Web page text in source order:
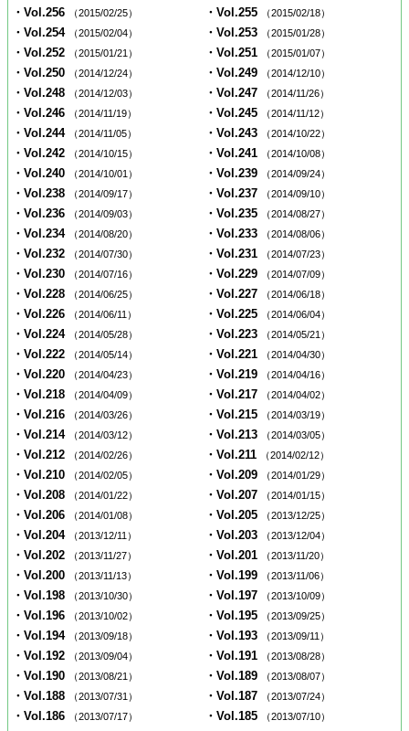
・Vol.256 （2015/02/25） ・Vol.255 （2015/02/18）
・Vol.254 （2015/02/04） ・Vol.253 （2015/01/28）
・Vol.252 （2015/01/21） ・Vol.251 （2015/01/07）
・Vol.250 （2014/12/24） ・Vol.249 （2014/12/10）
・Vol.248 （2014/12/03） ・Vol.247 （2014/11/26）
・Vol.246 （2014/11/19） ・Vol.245 （2014/11/12）
・Vol.244 （2014/11/05） ・Vol.243 （2014/10/22）
・Vol.242 （2014/10/15） ・Vol.241 （2014/10/08）
・Vol.240 （2014/10/01） ・Vol.239 （2014/09/24）
・Vol.238 （2014/09/17） ・Vol.237 （2014/09/10）
・Vol.236 （2014/09/03） ・Vol.235 （2014/08/27）
・Vol.234 （2014/08/20） ・Vol.233 （2014/08/06）
・Vol.232 （2014/07/30） ・Vol.231 （2014/07/23）
・Vol.230 （2014/07/16） ・Vol.229 （2014/07/09）
・Vol.228 （2014/06/25） ・Vol.227 （2014/06/18）
・Vol.226 （2014/06/11） ・Vol.225 （2014/06/04）
・Vol.224 （2014/05/28） ・Vol.223 （2014/05/21）
・Vol.222 （2014/05/14） ・Vol.221 （2014/04/30）
・Vol.220 （2014/04/23） ・Vol.219 （2014/04/16）
・Vol.218 （2014/04/09） ・Vol.217 （2014/04/02）
・Vol.216 （2014/03/26） ・Vol.215 （2014/03/19）
・Vol.214 （2014/03/12） ・Vol.213 （2014/03/05）
・Vol.212 （2014/02/26） ・Vol.211 （2014/02/12）
・Vol.210 （2014/02/05） ・Vol.209 （2014/01/29）
・Vol.208 （2014/01/22） ・Vol.207 （2014/01/15）
・Vol.206 （2014/01/08） ・Vol.205 （2013/12/25）
・Vol.204 （2013/12/11） ・Vol.203 （2013/12/04）
・Vol.202 （2013/11/27） ・Vol.201 （2013/11/20）
・Vol.200 （2013/11/13） ・Vol.199 （2013/11/06）
・Vol.198 （2013/10/30） ・Vol.197 （2013/10/09）
・Vol.196 （2013/10/02） ・Vol.195 （2013/09/25）
・Vol.194 （2013/09/18） ・Vol.193 （2013/09/11）
・Vol.192 （2013/09/04） ・Vol.191 （2013/08/28）
・Vol.190 （2013/08/21） ・Vol.189 （2013/08/07）
・Vol.188 （2013/07/31） ・Vol.187 （2013/07/24）
・Vol.186 （2013/07/17） ・Vol.185 （2013/07/10）